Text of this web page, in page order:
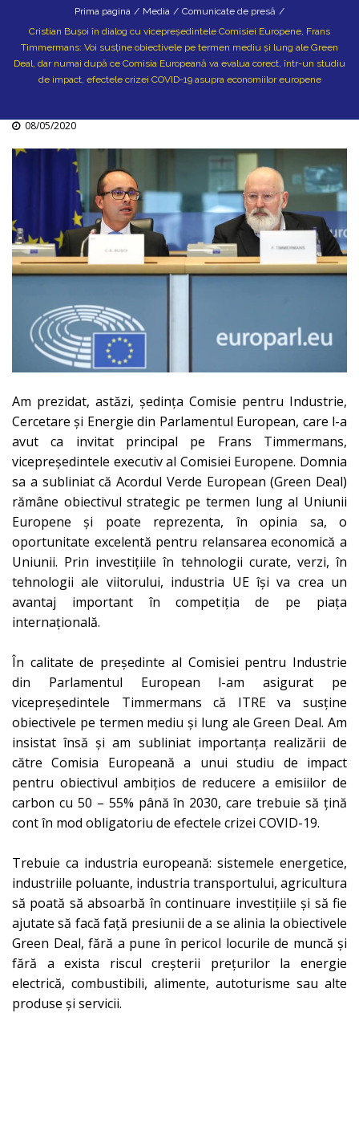
Prima pagina / Media / Comunicate de presă /
Cristian Bușoi în dialog cu vicepreședintele Comisiei Europene, Frans
Timmermans: Voi susține obiectivele pe termen mediu și lung ale Green
Deal, dar numai după ce Comisia Europeană va evalua corect, într-un studiu
de impact, efectele crizei COVID-19 asupra economiilor europene
08/05/2020
Am prezidat, astăzi, ședința Comisie pentru Industrie,
Cercetare și Energie din Parlamentul European, care l-a
avut ca invitat principal pe Frans Timmermans,
vicepreședintele executiv al Comisiei Europene. Domnia
sa a subliniat că Acordul Verde European (Green Deal)
rămâne obiectivul strategic pe termen lung al Uniunii
Europene și poate reprezenta, în opinia sa, o
oportunitate excelentă pentru relansarea economică a
Uniunii. Prin investițiile în tehnologii curate, verzi, în
tehnologii ale viitorului, industria UE își va crea un
avantaj important în competiția de pe piața
internațională.
În calitate de președinte al Comisiei pentru Industrie
din Parlamentul European l-am asigurat pe
vicepreședintele Timmermans că ITRE va susține
obiectivele pe termen mediu și lung ale Green Deal. Am
insistat însă și am subliniat importanța realizării de
către Comisia Europeană a unui studiu de impact
pentru obiectivul ambițios de reducere a emisiilor de
carbon cu 50 – 55% până în 2030, care trebuie să țină
cont în mod obligatoriu de efectele crizei COVID-19.
Trebuie ca industria europeană: sistemele energetice,
industriile poluante, industria transportului, agricultura
să poată să absoarbă în continuare investițiile și să fie
ajutate să facă față presiunii de a se alinia la obiectivele
Green Deal, fără a pune în pericol locurile de muncă și
fără a exista riscul creșterii prețurilor la energie
electrică, combustibili, alimente, autoturisme sau alte
produse și servicii.